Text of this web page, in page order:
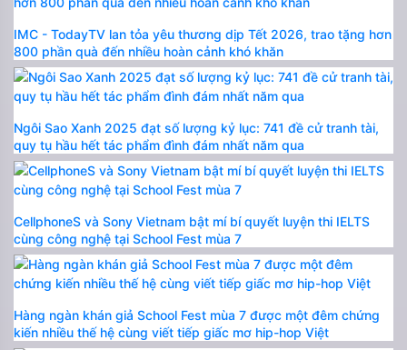
IMC - TodayTV lan tỏa yêu thương dịp Tết 2026, trao tặng hơn
800 phần quà đến nhiều hoàn cảnh khó khăn
Ngôi Sao Xanh 2025 đạt số lượng kỷ lục: 741 đề cử tranh tài,
quy tụ hầu hết tác phẩm đình đám nhất năm qua
CellphoneS và Sony Vietnam bật mí bí quyết luyện thi IELTS
cùng công nghệ tại School Fest mùa 7
Hàng ngàn khán giả School Fest mùa 7 được một đêm chứng
kiến nhiều thế hệ cùng viết tiếp giấc mơ hip-hop Việt